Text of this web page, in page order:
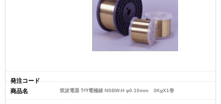
筑波電器 ﾜｲﾔ電極線 NSBW-H φ0.10mm 3KgX1巻